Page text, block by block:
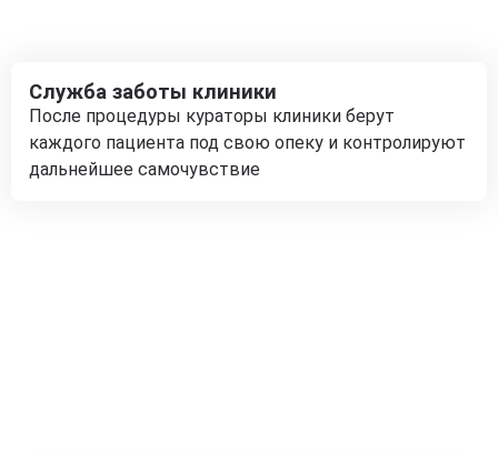
Служба заботы клиники
После процедуры кураторы клиники берут
каждого пациента под свою опеку и контролируют
дальнейшее самочувствие